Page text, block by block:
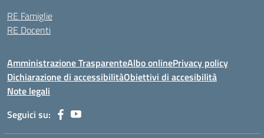
RE Famiglie
RE Docenti
Amministrazione TrasparenteAlbo onlinePrivacy policy
Dichiarazione di accessibilitàObiettivi di accesibilità
Note legali
Seguici su: